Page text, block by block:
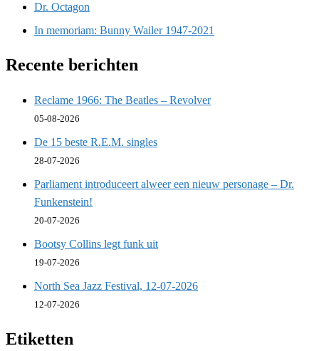
Dr. Octagon
In memoriam: Bunny Wailer 1947-2021
Recente berichten
Reclame 1966: The Beatles – Revolver
05-08-2026
De 15 beste R.E.M. singles
28-07-2026
Parliament introduceert alweer een nieuw personage – Dr.
Funkenstein!
20-07-2026
Bootsy Collins legt funk uit
19-07-2026
North Sea Jazz Festival, 12-07-2026
12-07-2026
Etiketten